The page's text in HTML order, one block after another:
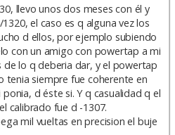
llevo unos dos meses con él y
el caso es q alguna vez los
d ellos, por ejemplo subiendo
con un amigo con powertap a mi
lo q deberia dar, y el powertap
tenia siempre fue coherente en
d éste si. Y q casualidad q el
calibrado fue d -1307.
mil vueltas en precision el buje